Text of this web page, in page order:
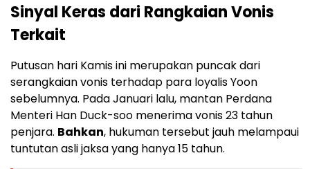
Sinyal Keras dari Rangkaian Vonis
Terkait
Putusan hari Kamis ini merupakan puncak dari
serangkaian vonis terhadap para loyalis Yoon
sebelumnya. Pada Januari lalu, mantan Perdana
Menteri Han Duck-soo menerima vonis 23 tahun
penjara. Bahkan, hukuman tersebut jauh melampaui
tuntutan asli jaksa yang hanya 15 tahun.